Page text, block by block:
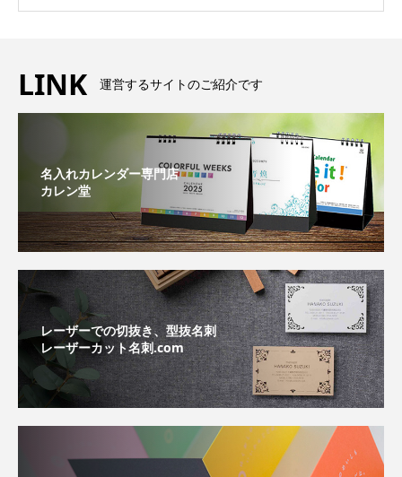
LINK 運営するサイトのご紹介です
名入れカレンダー専門店
カレン堂
レーザーでの切抜き、型抜名刺
レーザーカット名刺.com